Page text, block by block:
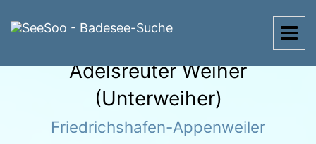
Menü
Adelsreuter Weiher
(Unterweiher)
Friedrichshafen-Appenweiler